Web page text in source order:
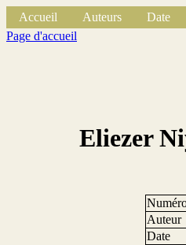
Accueil Auteurs Date
Page d'accueil
Eliezer
Auteur
Date